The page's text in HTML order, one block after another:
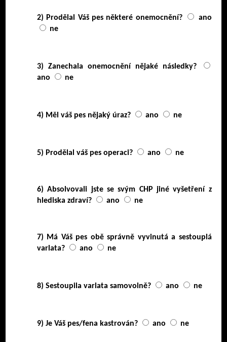
2) Prodělal Váš pes některé onemocnění?
ano
ne
3) Zanechala onemocnění nějaké následky?
ano
ne
4) Měl váš pes nějaký úraz? ano ne
5) Prodělal váš pes operaci? ano ne
6) Absolvovali jste se svým CHP jiné vyšetření z
hlediska zdraví?
ano ne
7) Má Váš pes obě správně vyvinutá a sestouplá
varlata?
ano ne
8) Sestoupila varlata samovolně? ano ne
9) Je Váš pes/fena kastrován? ano ne